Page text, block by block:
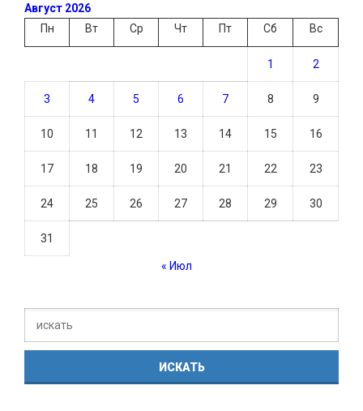
Август 2026
Пн
Вт Ср Чт Пт Сб Вс
1 2
3 4 5 6 7 8 9
10 11 12 13 14 15 16
17 18 19 20 21 22 23
24 25 26 27 28 29 30
31
« Июл